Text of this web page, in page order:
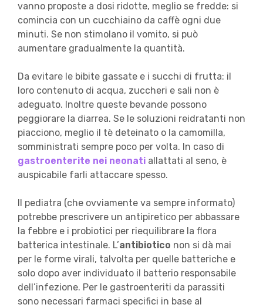
vanno proposte a dosi ridotte, meglio se fredde: si
comincia con un cucchiaino da caffè ogni due
minuti. Se non stimolano il vomito, si può
aumentare gradualmente la quantità.
Da evitare le bibite gassate e i succhi di frutta: il
loro contenuto di acqua, zuccheri e sali non è
adeguato. Inoltre queste bevande possono
peggiorare la diarrea. Se le soluzioni reidratanti non
piacciono, meglio il tè deteinato o la camomilla,
somministrati sempre poco per volta. In caso di
gastroenterite nei neonati allattati al seno, è
auspicabile farli attaccare spesso.
Il pediatra (che ovviamente va sempre informato)
potrebbe prescrivere un antipiretico per abbassare
la febbre e i probiotici per riequilibrare la flora
batterica intestinale. L’antibiotico non si dà mai
per le forme virali, talvolta per quelle batteriche e
solo dopo aver individuato il batterio responsabile
dell’infezione. Per le gastroenteriti da parassiti
sono necessari farmaci specifici in base al